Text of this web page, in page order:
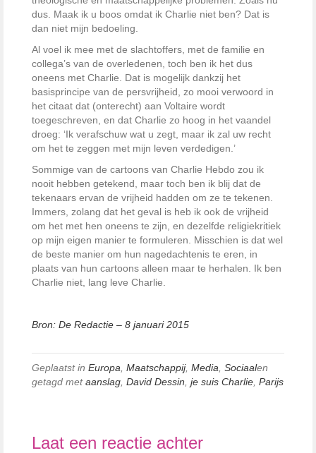
dus. Maak ik u boos omdat ik Charlie niet ben? Dat is
dan niet mijn bedoeling.
Al voel ik mee met de slachtoffers, met de familie en
collega’s van de overledenen, toch ben ik het dus
oneens met Charlie. Dat is mogelijk dankzij het
basisprincipe van de persvrijheid, zo mooi verwoord in
het citaat dat (onterecht) aan Voltaire wordt
toegeschreven, en dat Charlie zo hoog in het vaandel
droeg: ‘Ik verafschuw wat u zegt, maar ik zal uw recht
om het te zeggen met mijn leven verdedigen.’
Sommige van de cartoons van Charlie Hebdo zou ik
nooit hebben getekend, maar toch ben ik blij dat de
tekenaars ervan de vrijheid hadden om ze te tekenen.
Immers, zolang dat het geval is heb ik ook de vrijheid
om het met hen oneens te zijn, en dezelfde religiekritiek
op mijn eigen manier te formuleren. Misschien is dat wel
de beste manier om hun nagedachtenis te eren, in
plaats van hun cartoons alleen maar te herhalen. Ik ben
Charlie niet, lang leve Charlie.
Bron: De Redactie – 8 januari 2015
Geplaatst in Europa Maatschappij, Media Sociaalen
getagd metaanslag David Dessin je suis Charlie Parijs
Laat een reactie achter